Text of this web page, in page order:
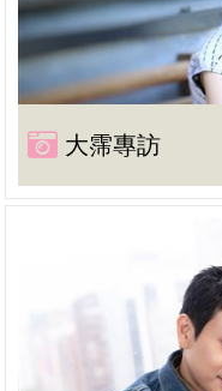
大霈專訪